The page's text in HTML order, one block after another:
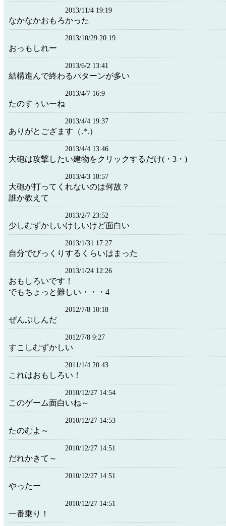
2013/11/4 19:19
なかなかおもろかった
2013/10/29 20:19
おっもしれー
2013/6/2 13:41
結構進んで終わるパターンが多い
2013/4/7 16:9
たのすぅいーね
2013/4/4 19:37
ありがとござます（.*.）
2013/4/4 13:46
大砲は攻撃したい建物をクリックするだけ(・3・)
2013/4/3 18:57
大砲が打ってくれないのは何故？
誰か教えて
2013/2/7 23:52
少しむずかしいけしいけど面白い
2013/1/31 17:27
自分でびっくりするくらいはまった
2013/1/24 12:26
おもしろいです！
でもちょっと難しい・・・4
2012/7/8 10:18
ぜんぶしんだ
2012/7/8 9:27
すこしむずかしい
2011/1/4 20:43
これはおもしろい！
2010/12/27 14:54
このゲーム面白いね～
2010/12/27 14:53
たのむよ～
2010/12/27 14:51
だれかきて～
2010/12/27 14:51
やったー
2010/12/27 14:51
一番乗り！